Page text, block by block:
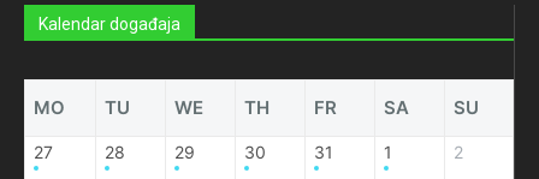
Kalendar događaja
MO TU WE TH FR SA SU
27 28 29 30 31 1 2